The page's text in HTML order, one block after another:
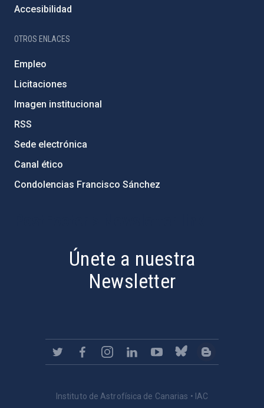
Accesibilidad
OTROS ENLACES
Empleo
Licitaciones
Imagen institucional
RSS
Sede electrónica
Canal ético
Condolencias Francisco Sánchez
Únete a nuestra
Newsletter
Instituto de Astrofísica de Canarias • IAC